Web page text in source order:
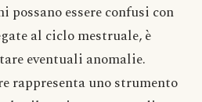
essere confusi con
al ciclo mestruale, è
eventuali anomalie.
rappresenta uno strumento